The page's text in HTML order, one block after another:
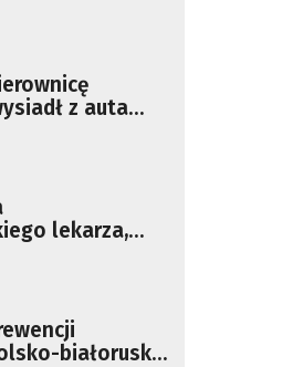
z auta
lekarza,
białoruską